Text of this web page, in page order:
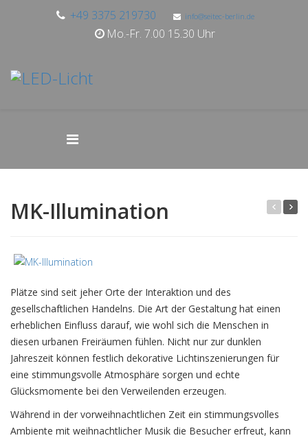
+49 3375 219730 info@seitec-berlin.de
Mo.-Fr. 7.00 15.30 Uhr
MK-Illumination
Plätze sind seit jeher Orte der Interaktion und des
gesellschaftlichen Handelns. Die Art der Gestaltung hat einen
erheblichen Einfluss darauf, wie wohl sich die Menschen in
diesen urbanen Freiräumen fühlen. Nicht nur zur dunklen
Jahreszeit können festlich dekorative Lichtinszenierungen für
eine stimmungsvolle Atmosphäre sorgen und echte
Glücksmomente bei den Verweilenden erzeugen.
Während in der vorweihnachtlichen Zeit ein stimmungsvolles
Ambiente mit weihnachtlicher Musik die Besucher erfreut, kann